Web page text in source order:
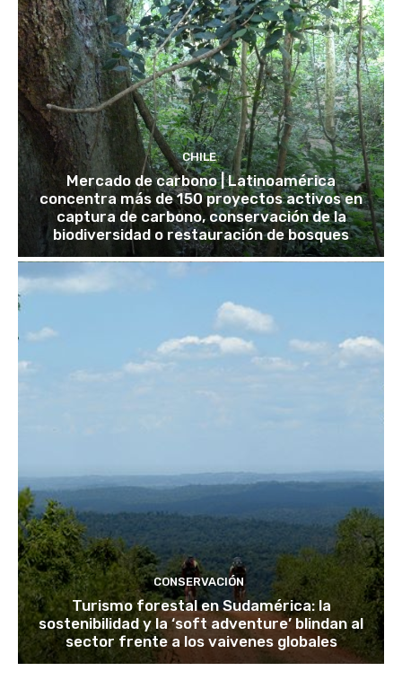
CHILE
Mercado de carbono | Latinoamérica
concentra más de 150 proyectos activos en
captura de carbono, conservación de la
biodiversidad o restauración de bosques
CONSERVACIÓN
Turismo forestal en Sudamérica: la
sostenibilidad y la ‘soft adventure’ blindan al
sector frente a los vaivenes globales